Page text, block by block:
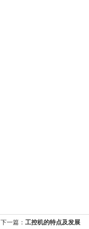
下一篇： 工控机的特点及发展